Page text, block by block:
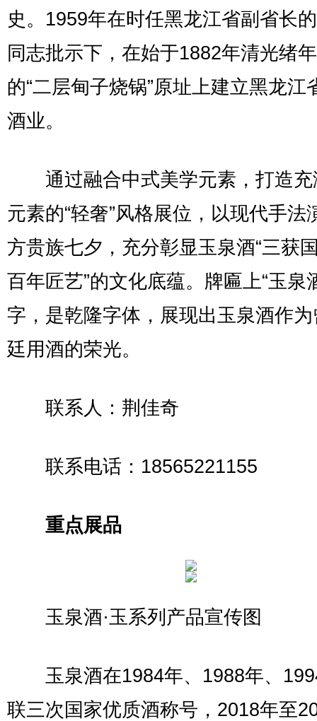
史。1959年在时任黑龙江省副省长
同志批示下，在始于1882年清光绪
的“二层甸子烧锅”原址上建立黑龙江
酒业。
通过融合中式美学元素，打造充
元素的“轻奢”风格展位，以现代手法
方贵族七夕，充分彰显玉泉酒“三获
百年匠艺”的文化底蕴。牌匾上“玉泉
字，是乾隆字体，展现出玉泉酒作
廷用酒的荣光。
联系人：荆佳奇
联系电话：18565221155
重点展品
玉泉酒·玉系列产品宣传图
玉泉酒在1984年、1988年、
联三次国家优质酒称号，2018年至